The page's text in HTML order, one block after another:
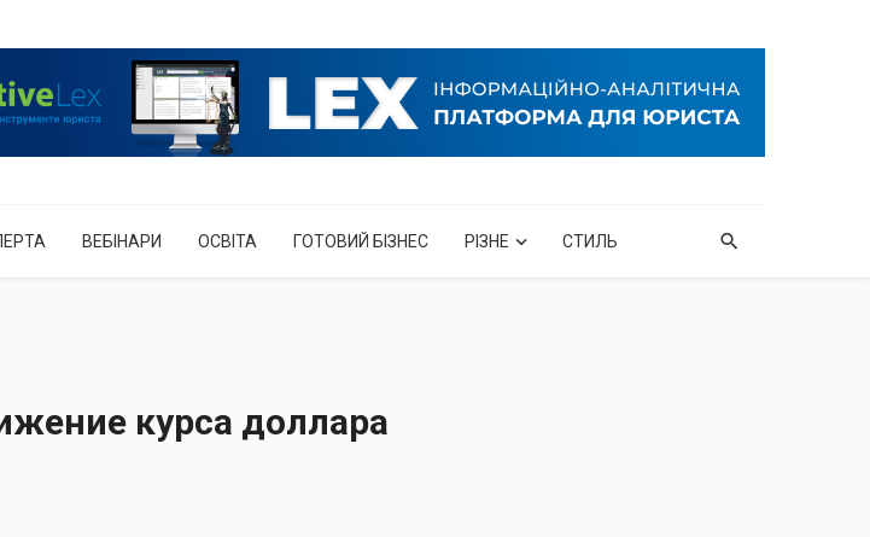
ВЕБІНАРИ ОСВІТА ГОТОВИЙ БІЗНЕС РІЗНЕ СТИЛЬ
курса доллара